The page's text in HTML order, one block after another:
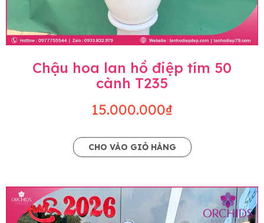
Chậu hoa lan hồ điệp tím 50
cành T235
15.000.000₫
CHO VÀO GIỎ HÀNG